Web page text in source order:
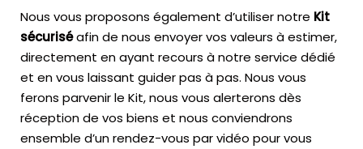
Nous vous proposons également d’utiliser notre Kit
sécuriséafin de nous envoyer vos valeurs à estimer,
directement en ayant recours à notre service dédié
et en vous laissant guider pas à pas. Nous vous
ferons parvenir le Kit, nous vous alerterons dès
réception de vos biens et nous conviendrons
ensemble d’un rendez-vous par vidéo pour vous